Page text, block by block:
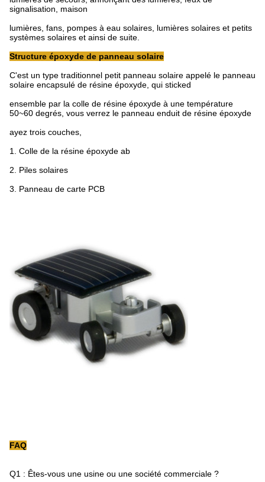
signalisation, maison
lumières, fans, pompes à eau solaires, lumières solaires et petits
systèmes solaires et ainsi de suite.
Structure époxyde de panneau solaire
C'est un type traditionnel petit panneau solaire appelé le panneau
solaire encapsulé de résine époxyde, qui sticked
ensemble par la colle de résine époxyde à une température
50~60 degrés, vous verrez le panneau enduit de résine époxyde
ayez trois couches,
1. Colle de la résine époxyde ab
2. Piles solaires
3. Panneau de carte PCB
FAQ
Q1 : Êtes-vous une usine ou une société commerciale ?